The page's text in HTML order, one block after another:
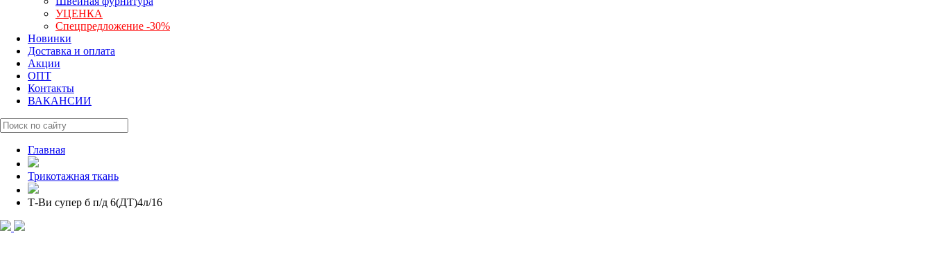
УЦЕНКА
Спецпредложение -30%
Новинки
Доставка и оплата
Акции
ОПТ
Контакты
ВАКАНСИИ
Главная
Трикотажная ткань
Т-Ви супер б п/д 6(ДТ)4л/16